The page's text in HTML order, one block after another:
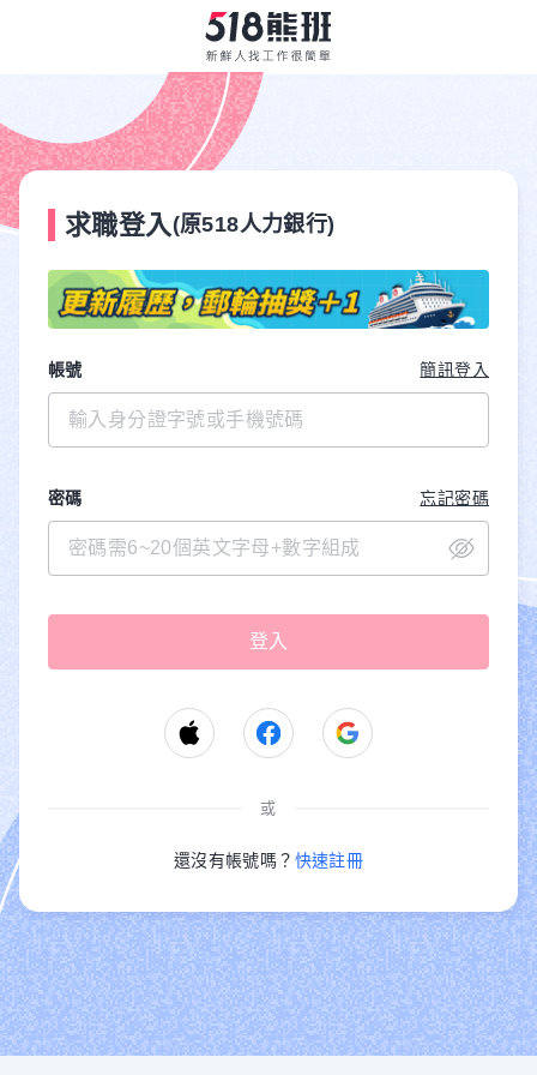
求職登入 (原518人力銀行)
帳號 簡訊登入
密碼 忘記密碼
或
還沒有帳號嗎？ 快速註冊